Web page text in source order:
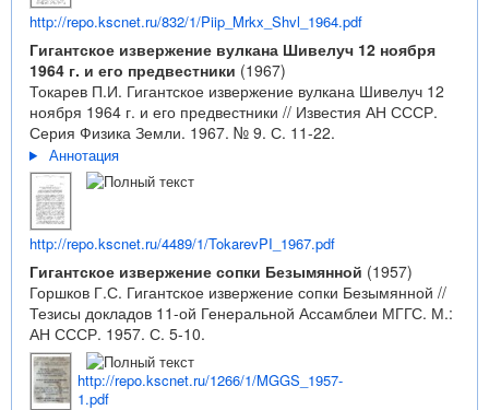
http://repo.kscnet.ru/832/1/Piip_Mrkx_Shvl_1964.pdf
Гигантское извержение вулкана Шивелуч 12 ноября
1964 г. и его предвестники (1967)
Токарев П.И. Гигантское извержение вулкана Шивелуч 12
ноября 1964 г. и его предвестники // Известия АН СССР.
Серия Физика Земли. 1967. № 9. С. 11-22.
Аннотация
http://repo.kscnet.ru/4489/1/TokarevPI_1967.pdf
Гигантское извержение сопки Безымянной (1957)
Горшков Г.С. Гигантское извержение сопки Безымянной //
Тезисы докладов 11-ой Генеральной Ассамблеи МГГС. М.:
АН СССР. 1957. С. 5-10.
http://repo.kscnet.ru/1266/1/MGGS_1957-
1.pdf